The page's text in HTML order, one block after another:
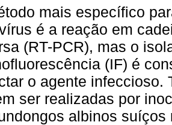
mais específico
é a reação em
(RT-PCR), mas o
(IF) é
o agente infeccioso.
ser realizadas por
albinos